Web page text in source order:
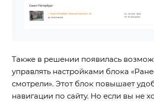
Также в решении появилась
управлять настройками блока
смотрели». Этот блок повышает
навигации по сайту. Но если вы не